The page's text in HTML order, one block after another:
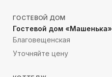
ГОСТЕВОЙ ДОМ
Гостевой дом «Машенька»
Благовещенская
Уточняйте цену
925м до моря